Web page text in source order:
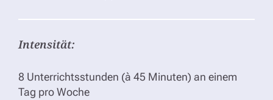
Intensität:
8 Unterrichtsstunden (à 45 Minuten) an einem
Tag pro Woche